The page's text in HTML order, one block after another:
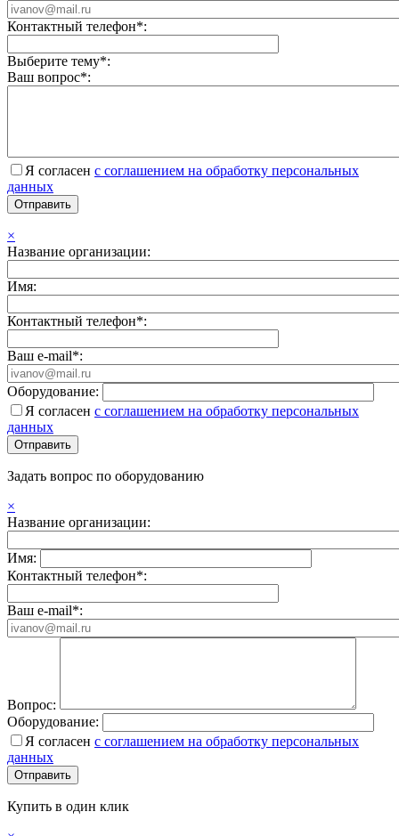
Контактный телефон*:
Выберите тему*:
Ваш вопрос*:
Я согласен с соглашением на обработку персональных
данных
×
Название организации:
Имя:
Контактный телефон*:
Ваш e-mail*:
Оборудование:
Я согласен с соглашением на обработку персональных
данных
Задать вопрос по оборудованию
×
Название организации:
Имя:
Контактный телефон*:
Ваш e-mail*:
Вопрос:
Оборудование:
Я согласен с соглашением на обработку персональных
данных
Купить в один клик